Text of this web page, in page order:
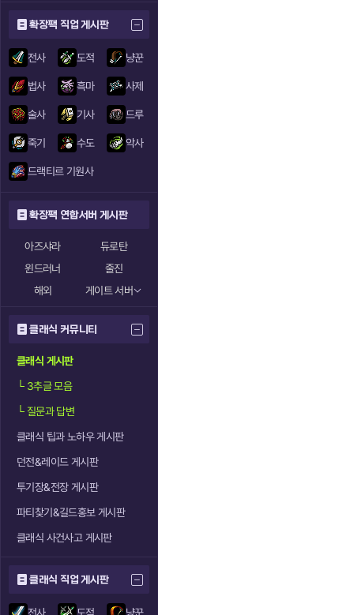
확장팩 직업 게시판
전사 도적 냥꾼
법사 흑마 사제
술사 기사 드루
죽기 수도 악사
드랙티르 기원사
확장팩 연합서버 게시판
아즈샤라
듀로탄
윈드러너
줄진
해외
게이트 서버
클래식 커뮤니티
클래식 게시판
└3추글 모음
└질문과 답변
클래식 팁과 노하우 게시판
던전&레이드 게시판
투기장&전장 게시판
파티찾기&길드홍보 게시판
클래식 사건사고 게시판
클래식 직업 게시판